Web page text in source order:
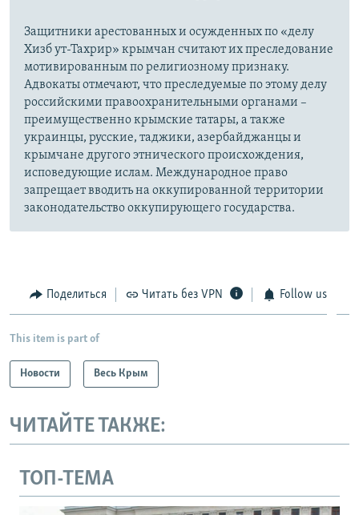
Защитники арестованных и осужденных по «делу
Хизб ут-Тахрир» крымчан считают их преследование
мотивированным по религиозному признаку.
Адвокаты отмечают, что преследуемые по этому делу
российскими правоохранительными органами –
преимущественно крымские татары, а также
украинцы, русские, таджики, азербайджанцы и
крымчане другого этнического происхождения,
исповедующие ислам. Международное право
запрещает вводить на оккупированной территории
законодательство оккупирующего государства.
Поделиться Читать без VPN Follow us
This item is part of
Новости Весь Крым
ЧИТАЙТЕ ТАКЖЕ:
ТОП-ТЕМА